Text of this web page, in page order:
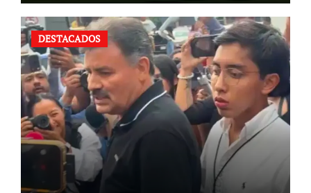
DESTACADOS